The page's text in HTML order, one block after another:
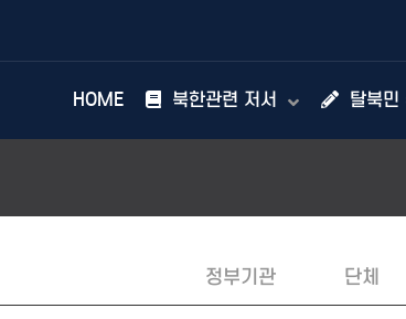
HOME 북한관련 저서 탈북민
정부기관 단체